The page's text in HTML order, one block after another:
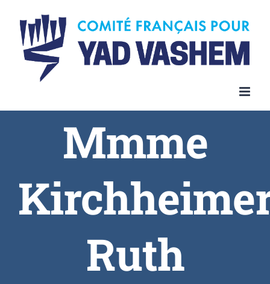
content
Mmme
Ruth